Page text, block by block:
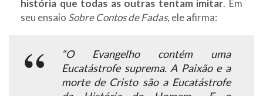
história que todas as outras tentam imitar. Em
seu ensaio Sobre Contos de Fadas, ele afirma:
“O Evangelho contém uma
Eucatástrofe suprema. A Paixão e a
morte de Cristo são a Eucatástrofe